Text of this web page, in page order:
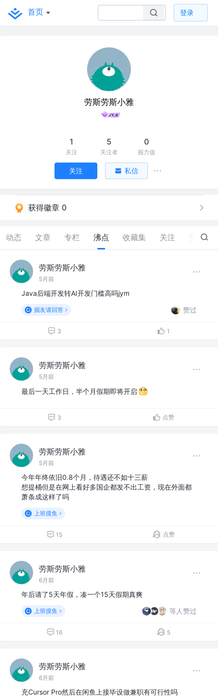
首页 登录
劳斯劳斯小雅
1
关注
5
关注者
0
掘力值
关注 私信
获得徽章 0
动态 文章 专栏 沸点 收藏集 关注 1
劳斯劳斯小雅
5月前
Java后端开发转AI开发门槛高吗jym
掘友请回答 赞过
3 1
劳斯劳斯小雅
5月前
最后一天工作日，半个月假期即将开启
3 点赞
劳斯劳斯小雅
5月前
今年年终依旧0.8个月，待遇还不如十三薪
想提桶但是在网上看好多国企都发不出工资，现在外面都
萧条成这样了吗
上班摸鱼
15 点赞
劳斯劳斯小雅
6月前
年后请了5天年假，凑一个15天假期真爽
上班摸鱼 等人赞过
16 5
劳斯劳斯小雅
6月前
充Cursor Pro然后在闲鱼上接毕设做兼职有可行性吗